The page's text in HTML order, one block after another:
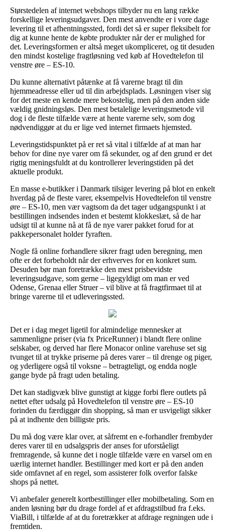
Størstedelen af internet webshops tilbyder nu en lang række
forskellige leveringsudgaver. Den mest anvendte er i vore dage
levering til et afhentningssted, fordi det så er super fleksibelt for
dig at kunne hente de købte produkter når der er mulighed for
det. Leveringsformen er altså meget ukompliceret, og tit desuden
den mindst kostelige fragtløsning ved køb af Hovedtelefon til
venstre øre – ES-10.
Du kunne alternativt påtænke at få varerne bragt til din
hjemmeadresse eller ud til din arbejdsplads. Løsningen viser sig
for det meste en kende mere bekostelig, men på den anden side
vældig gnidningsløs. Den mest betalelige leveringsmetode vil
dog i de fleste tilfælde være at hente varerne selv, som dog
nødvendiggør at du er lige ved internet firmaets hjemsted.
Leveringstidspunktet på er ret så vital i tilfælde af at man har
behov for dine nye varer om få sekunder, og af den grund er det
rigtig meningsfuldt at du kontrollerer leveringstiden på det
aktuelle produkt.
En masse e-butikker i Danmark tilsiger levering på blot en enkelt
hverdag på de fleste varer, eksempelvis Hovedtelefon til venstre
øre – ES-10, men vær vagtsom da det tager udgangspunkt i at
bestillingen indsendes inden et bestemt klokkeslæt, så de har
udsigt til at kunne nå at få de nye varer pakket forud for at
pakkepersonalet holder fyraften.
Nogle få online forhandlere sikrer fragt uden beregning, men
ofte er det forbeholdt når der erhverves for en konkret sum.
Desuden bør man foretrække den mest prisbevidste
leveringsudgave, som gerne – ligegyldigt om man er ved
Odense, Grenaa eller Struer – vil blive at få fragtfirmaet til at
bringe varerne til et udleveringssted.
Det er i dag meget ligetil for almindelige mennesker at
sammenligne priser (via fx PriceRunner) i blandt flere online
selskaber, og derved har flere Monacor online varehuse set sig
tvunget til at trykke priserne på deres varer – til drenge og piger,
og yderligere også til voksne – betragteligt, og endda nogle
gange byde på fragt uden betaling.
Det kan stadigvæk blive gunstigt at kigge forbi flere outlets på
nettet efter udsalg på Hovedtelefon til venstre øre – ES-10
forinden du færdiggør din shopping, så man er usvigeligt sikker
på at indhente den billigste pris.
Du må dog være klar over, at såfremt en e-forhandler frembyder
deres varer til en udsalgspris der anses for uforståeligt
fremragende, så kunne det i nogle tilfælde være en varsel om en
uærlig internet handler. Bestillinger med kort er på den anden
side omfavnet af en regel, som assisterer folk overfor falske
shops på nettet.
Vi anbefaler generelt kortbestillinger eller mobilbetaling. Som en
anden løsning bør du drage fordel af et afdragstilbud fra f.eks.
ViaBill, i tilfælde af at du foretrækker at afdrage regningen ude i
fremtiden.